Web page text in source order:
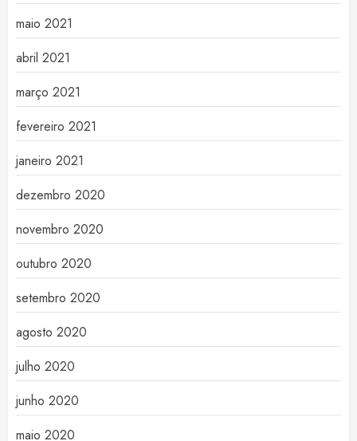
maio 2021
abril 2021
março 2021
fevereiro 2021
janeiro 2021
dezembro 2020
novembro 2020
outubro 2020
setembro 2020
agosto 2020
julho 2020
junho 2020
maio 2020